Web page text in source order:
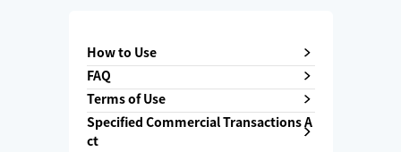
How to Use
FAQ
Terms of Use
Specified Commercial Transactions A
ct